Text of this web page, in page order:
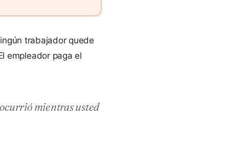
trabajador quede
empleador paga el
mientras usted